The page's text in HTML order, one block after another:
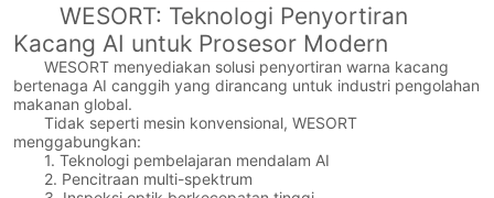
WESORT: Teknologi Penyortiran
Kacang AI untuk Prosesor Modern
WESORT menyediakan solusi penyortiran warna kacang
bertenaga AI canggih yang dirancang untuk industri pengolahan
makanan global.
Tidak seperti mesin konvensional, WESORT
menggabungkan:
1. Teknologi pembelajaran mendalam AI
2. Pencitraan multi-spektrum